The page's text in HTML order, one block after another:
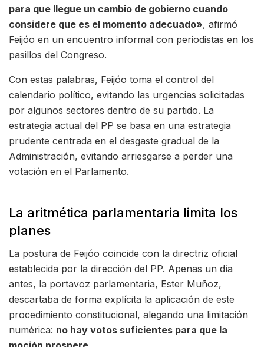
para que llegue un cambio de gobierno cuando
considere que es el momento adecuado», afirmó
Feijóo en un encuentro informal con periodistas en los
pasillos del Congreso.
Con estas palabras, Feijóo toma el control del
calendario político, evitando las urgencias solicitadas
por algunos sectores dentro de su partido. La
estrategia actual del PP se basa en una estrategia
prudente centrada en el desgaste gradual de la
Administración, evitando arriesgarse a perder una
votación en el Parlamento.
La aritmética parlamentaria limita los
planes
La postura de Feijóo coincide con la directriz oficial
establecida por la dirección del PP. Apenas un día
antes, la portavoz parlamentaria, Ester Muñoz,
descartaba de forma explícita la aplicación de este
procedimiento constitucional, alegando una limitación
numérica: no hay votos suficientes para que la